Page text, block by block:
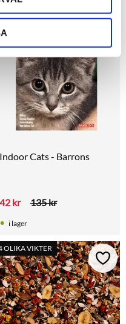
Indoor Cats - Barrons
42 kr 135kr
69
i lager
i favoriter
OLIKA VIKTER
Lägg